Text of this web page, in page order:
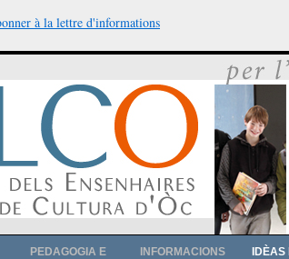
à la lettre d'informations
PEDAGOGIA E
INFORMACIONS